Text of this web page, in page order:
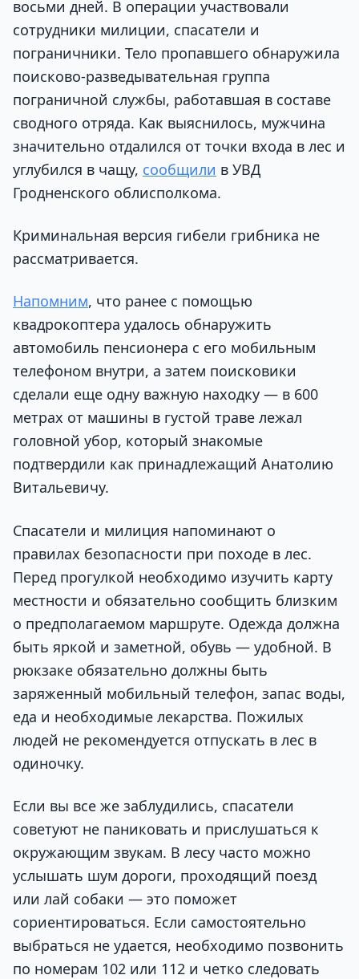
восьми дней. В операции участвовали
сотрудники милиции, спасатели и
пограничники. Тело пропавшего обнаружила
поисково-разведывательная группа
пограничной службы, работавшая в составе
сводного отряда. Как выяснилось, мужчина
значительно отдалился от точки входа в лес и
углубился в чащу, сообщили в УВД
Гродненского облисполкома.
Криминальная версия гибели грибника не
рассматривается.
Напомним, что ранее с помощью
квадрокоптера удалось обнаружить
автомобиль пенсионера с его мобильным
телефоном внутри, а затем поисковики
сделали еще одну важную находку — в 600
метрах от машины в густой траве лежал
головной убор, который знакомые
подтвердили как принадлежащий Анатолию
Витальевичу.
Спасатели и милиция напоминают о
правилах безопасности при походе в лес.
Перед прогулкой необходимо изучить карту
местности и обязательно сообщить близким
о предполагаемом маршруте. Одежда должна
быть яркой и заметной, обувь — удобной. В
рюкзаке обязательно должны быть
заряженный мобильный телефон, запас воды,
еда и необходимые лекарства. Пожилых
людей не рекомендуется отпускать в лес в
одиночку.
Если вы все же заблудились, спасатели
советуют не паниковать и прислушаться к
окружающим звукам. В лесу часто можно
услышать шум дороги, проходящий поезд
или лай собаки — это поможет
сориентироваться. Если самостоятельно
выбраться не удается, необходимо позвонить
по номерам 102 или 112 и четко следовать